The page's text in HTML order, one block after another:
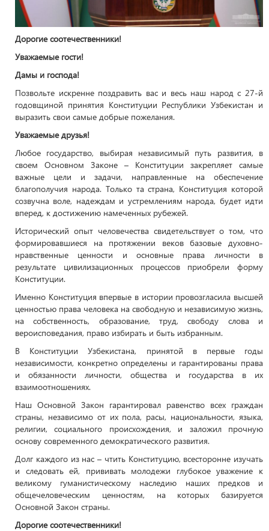
Дорогие соотечественники!
Уважаемые гости!
Дамы и господа!
Позвольте искренне поздравить вас и весь наш народ с 27-й
годовщиной принятия Конституции Республики Узбекистан и
выразить свои самые добрые пожелания.
Уважаемые друзья!
Любое государство, выбирая независимый путь развития, в
своем Основном Законе – Конституции закрепляет самые
важные цели и задачи, направленные на обеспечение
благополучия народа. Только та страна, Конституция которой
созвучна воле, надеждам и устремлениям народа, будет идти
вперед, к достижению намеченных рубежей.
Исторический опыт человечества свидетельствует о том, что
формировавшиеся на протяжении веков базовые духовно-
нравственные ценности и основные права личности в
результате цивилизационных процессов приобрели форму
Конституции.
Именно Конституция впервые в истории провозгласила высшей
ценностью права человека на свободную и независимую жизнь,
на собственность, образование, труд, свободу слова и
вероисповедания, право избирать и быть избранным.
В Конституции Узбекистана, принятой в первые годы
независимости, конкретно определены и гарантированы права
и обязанности личности, общества и государства в их
взаимоотношениях.
Наш Основной Закон гарантировал равенство всех граждан
страны, независимо от их пола, расы, национальности, языка,
религии, социального происхождения, и заложил прочную
основу современного демократического развития.
Долг каждого из нас – чтить Конституцию, всесторонне изучать
и следовать ей, прививать молодежи глубокое уважение к
великому гуманистическому наследию наших предков и
общечеловеческим ценностям, на которых базируется
Основной Закон страны.
Дорогие соотечественники!